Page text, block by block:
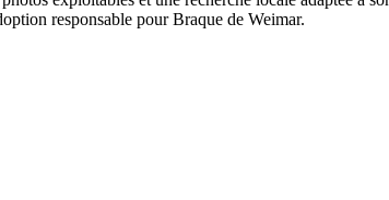
responsable pour Braque de Weimar.